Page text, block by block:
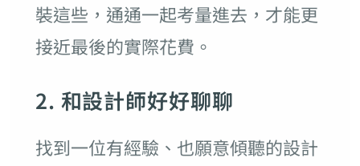
裝這些，通通一起考量進去，才能更
接近最後的實際花費。
2. 和設計師好好聊聊
找到一位有經驗、也願意傾聽的設計